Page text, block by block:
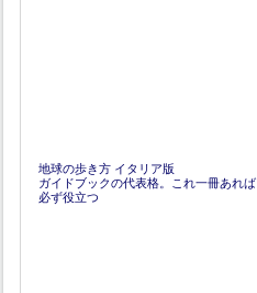
地球の歩き方 イタリア版
ガイドブックの代表格。これ一冊あれば
必ず役立つ